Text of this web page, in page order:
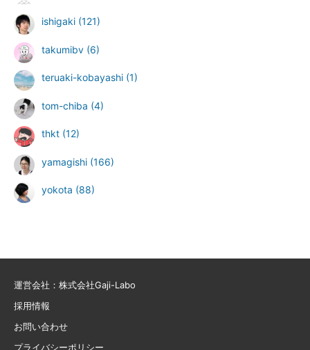
ishigaki (121)
takumibv (6)
teruaki-kobayashi (1)
tom-chiba (4)
thkt (12)
yamagishi (166)
yokota (88)
運営会社：株式会社Gaji-Labo
採用情報
お問い合わせ
プライバシーポリシー